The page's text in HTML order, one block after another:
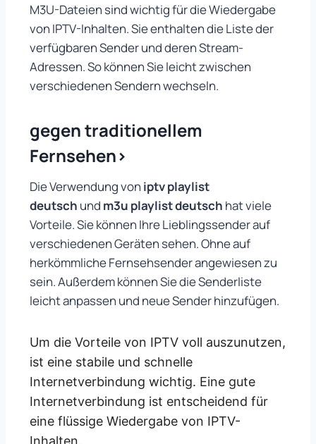
M3U-Dateien sind wichtig für die Wiedergabe
von IPTV-Inhalten. Sie enthalten die Liste der
verfügbaren Sender und deren Stream-
Adressen. So können Sie leicht zwischen
verschiedenen Sendern wechseln.
gegen traditionellem
Fernsehen>
Die Verwendung von iptv playlist
deutsch und m3u playlist deutsch hat viele
Vorteile. Sie können Ihre Lieblingssender auf
verschiedenen Geräten sehen. Ohne auf
herkömmliche Fernsehsender angewiesen zu
sein. Außerdem können Sie die Senderliste
leicht anpassen und neue Sender hinzufügen.
Um die Vorteile von IPTV voll auszunutzen,
ist eine stabile und schnelle
Internetverbindung wichtig. Eine gute
Internetverbindung ist entscheidend für
eine flüssige Wiedergabe von IPTV-
Inhalten.